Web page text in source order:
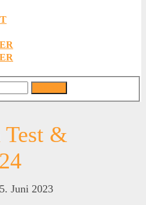
Test &
5. Juni 2023